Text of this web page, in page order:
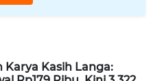
Karya Kasih Langa: